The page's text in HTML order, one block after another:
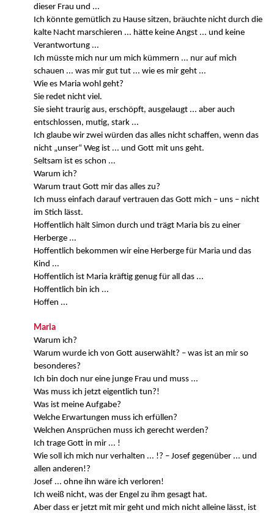
dieser Frau und ...
Ich könnte gemütlich zu Hause sitzen, bräuchte nicht durch die
kalte Nacht marschieren ... hätte keine Angst ... und keine
Verantwortung ...
Ich müsste mich nur um mich kümmern ... nur auf mich
schauen ... was mir gut tut ... wie es mir geht ...
Wie es Maria wohl geht?
Sie redet nicht viel.
Sie sieht traurig aus, erschöpft, ausgelaugt ... aber auch
entschlossen, mutig, stark ...
Ich glaube wir zwei würden das alles nicht schaffen, wenn das
nicht „unser“ Weg ist ... und Gott mit uns geht.
Seltsam ist es schon ...
Warum ich?
Warum traut Gott mir das alles zu?
Ich muss einfach darauf vertrauen das Gott mich – uns – nicht
im Stich lässt.
Hoffentlich hält Simon durch und trägt Maria bis zu einer
Herberge ...
Hoffentlich bekommen wir eine Herberge für Maria und das
Kind ...
Hoffentlich ist Maria kräftig genug für all das ...
Hoffentlich bin ich ...
Hoffen ...
Maria
Warum ich?
Warum wurde ich von Gott auserwählt? – was ist an mir so
besonderes?
Ich bin doch nur eine junge Frau und muss ...
Was muss ich jetzt eigentlich tun?!
Was ist meine Aufgabe?
Welche Erwartungen muss ich erfüllen?
Welchen Ansprüchen muss ich gerecht werden?
Ich trage Gott in mir ... !
Wie soll ich mich nur verhalten ... !? – Josef gegenüber ... und
allen anderen!?
Josef ... ohne ihn wäre ich verloren!
Ich weiß nicht, was der Engel zu ihm gesagt hat.
Aber dass er jetzt mit mir geht und mich nicht alleine lässt, ist